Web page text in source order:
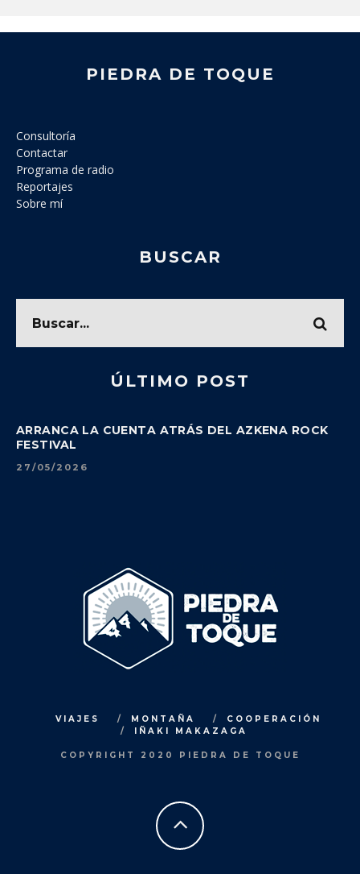
PIEDRA DE TOQUE
Consultoría
Contactar
Programa de radio
Reportajes
Sobre mí
BUSCAR
ÚLTIMO POST
ARRANCA LA CUENTA ATRÁS DEL AZKENA ROCK
FESTIVAL
27/05/2026
VIAJES MONTAÑA
COOPERACIÓN
IÑAKI MAKAZAGA
COPYRIGHT 2020 PIEDRA DE TOQUE